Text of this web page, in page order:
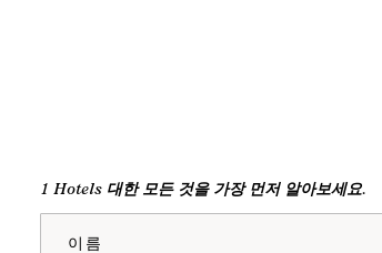
1 Hotels 대한 모든 것을 가장 먼저 알아보세요.